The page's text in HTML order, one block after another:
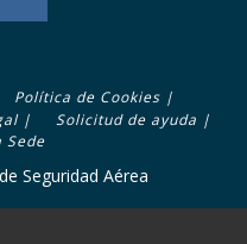
Política de Cookies |
| Solicitud de ayuda |
Sede
Seguridad Aérea